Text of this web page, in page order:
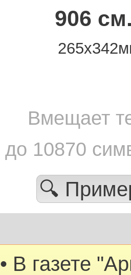
906
Вмещает
до 10870
🔍
• В газете